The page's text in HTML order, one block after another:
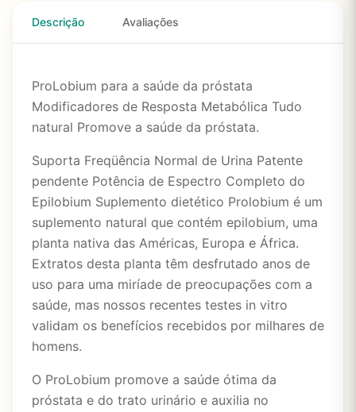
Descrição Avaliações
ProLobium para a saúde da próstata
Modificadores de Resposta Metabólica Tudo
natural Promove a saúde da próstata.
Suporta Freqüência Normal de Urina Patente
pendente Potência de Espectro Completo do
Epilobium Suplemento dietético Prolobium é um
suplemento natural que contém epilobium, uma
planta nativa das Américas, Europa e África.
Extratos desta planta têm desfrutado anos de
uso para uma miríade de preocupações com a
saúde, mas nossos recentes testes in vitro
validam os benefícios recebidos por milhares de
homens.
O ProLobium promove a saúde ótima da
próstata e do trato urinário e auxilia no